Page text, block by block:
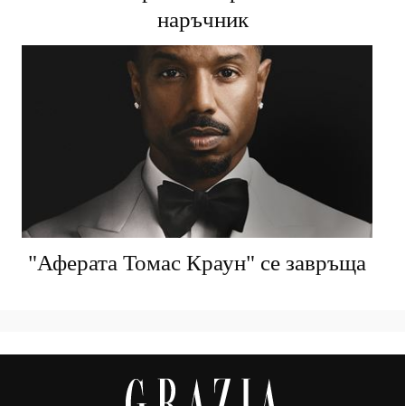
наръчник
"Аферата Томас Краун" се завръща